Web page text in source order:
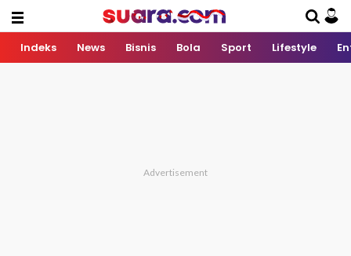
Indeks News Bisnis Bola Sport Lifestyle